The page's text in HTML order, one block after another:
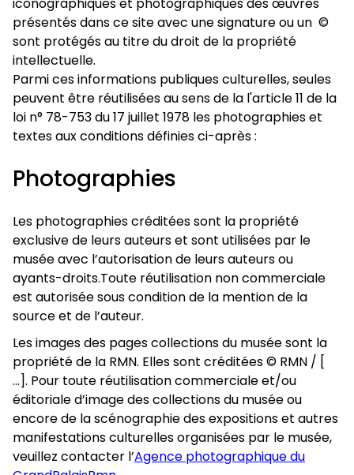
présentés dans ce site avec une signature ou un ©
sont protégés au titre du droit de la propriété
intellectuelle.
Parmi ces informations publiques culturelles, seules
peuvent être réutilisées au sens de la l'article 11 de la
loi n° 78-753 du 17 juillet 1978 les photographies et
textes aux conditions définies ci-après :
Photographies
Les photographies créditées sont la propriété
exclusive de leurs auteurs et sont utilisées par le
musée avec l’autorisation de leurs auteurs ou
ayants-droits.Toute réutilisation non commerciale
est autorisée sous condition de la mention de la
source et de l’auteur.
Les images des pages collections du musée sont la
propriété de la RMN. Elles sont créditées © RMN / [
…]. Pour toute réutilisation commerciale et/ou
éditoriale d’image des collections du musée ou
encore de la scénographie des expositions et autres
manifestations culturelles organisées par le musée,
veuillez contacter l’Agence photographique du